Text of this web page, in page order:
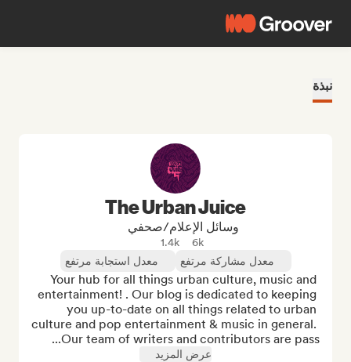
نبذة
The Urban Juice
وسائل الإعلام/صحفي
6k
1.4k
معدل مشاركة مرتفع
معدل استجابة مرتفع
Your hub for all things urban culture, music and
entertainment! . Our blog is dedicated to keeping
you up-to-date on all things related to urban
culture and pop entertainment & music in general.
Our team of writers and contributors are pass...
عرض المزيد